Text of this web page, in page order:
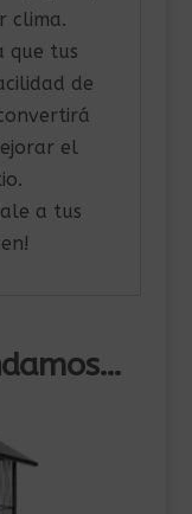
clima.
que tus
de
el
a tus